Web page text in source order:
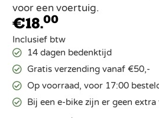
voor een voertuig.
€18.00
Inclusief btw
14 dagen bedenktijd
Gratis verzending vanaf €50,-
Op voorraad, voor 17:00
Bij een e-bike zijn er geen